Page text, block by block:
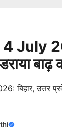
July
बिहार, उत्तर